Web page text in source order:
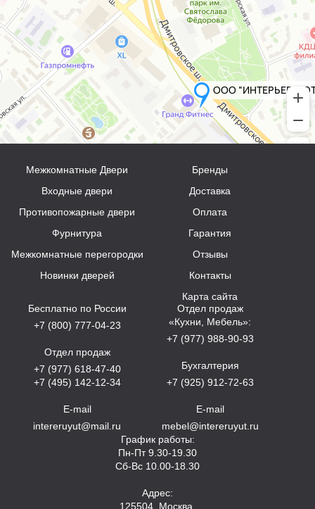
Межкомнатные Двери
Входные двери
Противопожарные двери
Фурнитура
Межкомнатные перегородки
Новинки дверей
Бренды
Доставка
Оплата
Гарантия
Отзывы
Контакты
Карта сайта
Бесплатно по России
+7 (800) 777-04-23
Отдел продаж
+7 (977) 618-47-40
+7 (495) 142-12-34
E-mail
intereruyut@mail.ru
Отдел продаж
«Кухни, Мебель»:
+7 (977) 988-90-93
Бухгалтерия
+7 (925) 912-72-63
E-mail
mebel@intereruyut.ru
График работы:
Пн-Пт 9.30-19.30
Сб-Вс 10.00-18.30
Адрес:
125504, Москва,